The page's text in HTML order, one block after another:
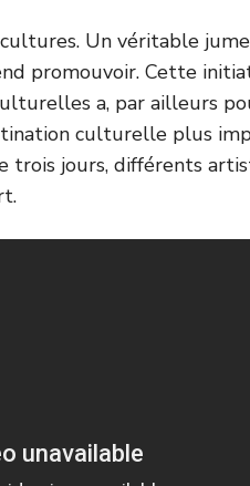
Un véritable
promouvoir. Cette
a, par ailleurs
culturelle plus
trois jours, différents